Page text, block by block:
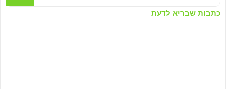
כתבות שבריא לדעת